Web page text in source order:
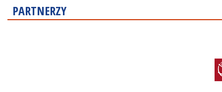
PARTNERZY